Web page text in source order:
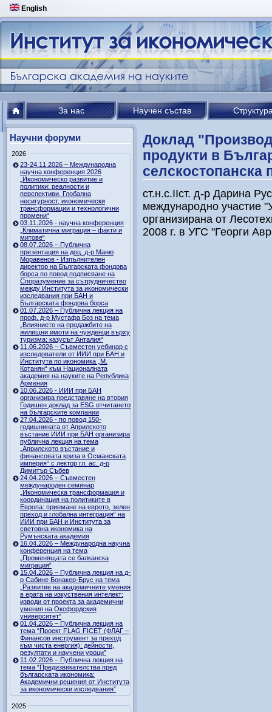
English
За нас Научен състав
Научни форуми
2026
23-24.11.2026 – Международна
научна конференция 2026
„Икономическо развитие и
политики: реалности и
перспективи. Глобална
несигурност, икономически
трансформации и технологични
промени“
03.11.2026 - научна конференция
„Климатична миграция – факти и
митове“
08.07.2026 – Публична
презентация на доц. д-р Маню
Моравенов - Изпълнителен
директор на Българската фондова
борса по повод подписване на
Споразумение за сътрудничество
между Института за икономически
изследвания при БАН и
Българската фондова борса
01.07.2026 – Публична лекция на
проф. д-р Мустафа Боз на тема
„Влиянието на продажбите на
жилищни имоти на чужденци върху
туризма: казусът Анталия“
11.06.2026 – Съвместен уебинар с
изследователи от ИИИ при БАН и
Института по икономика „М.
Котанян“ към Националната
академия на науките на Република
Армения
10.06.2026 - ИИИ при БАН
организира представяне на втория
Годишен доклад за ESG отчитането
на българските компании
27.04.2026 - по повод 150-
годишнината от Априлското
въстание ИИИ при БАН организира
публична лекция на тема
„Априлското въстание и
финансовата криза в Османската
империя“ с лектор гл. ас. д-р
Димитър Събев
24.04.2026 – Съвместен
международен семинар
„Икономическа трансформация и
координация на политиките в
Европа: приемане на еврото, зелен
преход и глобална интеграция“ на
ИИИ при БАН и Института за
световна икономика на
Румънската академия
16.04.2026 – Международна научна
конференция на тема
„Променящата се балканска
миграция“
15.04.2026 – Публична лекция на д-
р Сабине Бонакер-Брус на тема
„Развитие на академичните умения
в ерата на изкуствения интелект:
изводи от проекта за академични
умения на Оксфордския
университет“
01.04.2026 – Публична лекция на
тема “Проект FLAG FICET (ФЛАГ –
Финансов инструмент за преход
към чиста енергия): дейности,
резултати и научени уроци”
11.02.2026 – Публична лекция на
тема “Предизвикателства пред
българската икономика:
Академични решения от Института
за икономически изследвания”
2025
Доклад
продукти в
селскостопанска
ст.н.с.ІІст. д-р Дарина
международно участие
организирана от
2008 г. в УГС "Георги